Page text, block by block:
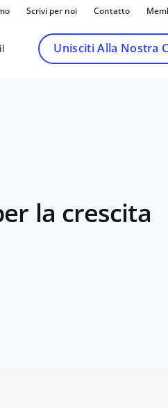
Scrivi per noi Contatto
Unisciti Alla Nostra
la crescita